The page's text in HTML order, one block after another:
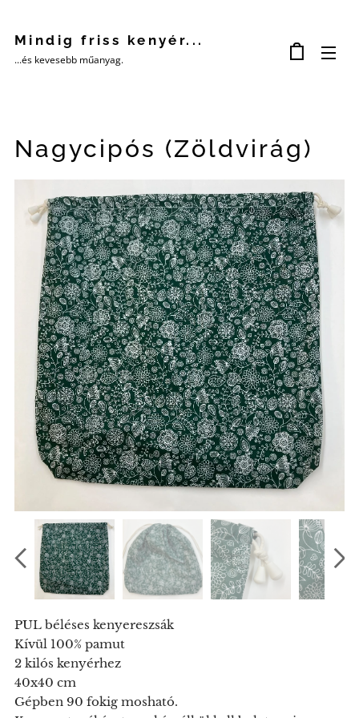
Mindig friss kenyér...
...és kevesebb műanyag.
Nagycipós (Zöldvirág)
PUL béléses kenyereszsák
Kívül 100% pamut
2 kilós kenyérhez
40x40 cm
Gépben 90 fokig mosható.